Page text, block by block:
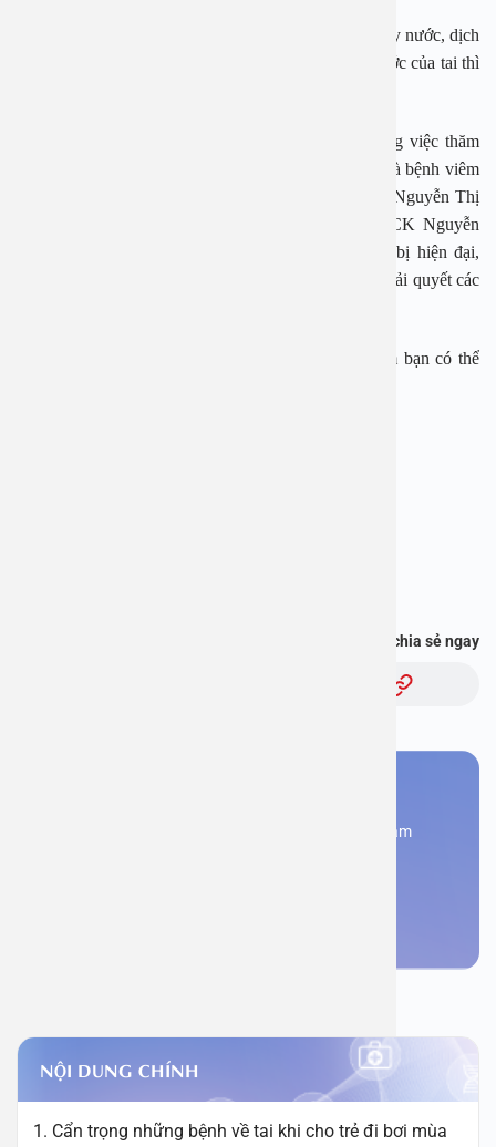
Khi thấy tai có các biểu hiện như ngứa, khó chịu, chảy nước, dịch
vàng, trắng, sờ vào thấy đau, đặc biệt là vùng sụn trước của tai thì
Bệnh viện Đa khoa An Việt là địa điểm uy tín trong việc thăm
khám và điều trị nhiều vấn đề về sức khỏe, đặc biệt là bệnh viêm
tai ngoài. Với các chuyên gia có tiếng như PGS. TS Nguyễn Thị
Hoài An, PGS. TS Đoàn Thị Hồng Hoa, bác sĩ CK Nguyễn
Quang Cừ, Trần Thị Kim Loan… cùng trang thiết bị hiện đại,
Bệnh viện An Việt là địa chỉ uy tín cho người bệnh giải quyết các
Để được tư vấn hay đặt lịch xét nghiệm, thăm khám bạn có thể
Bạn thấy thông tin này hữu ích, chia sẻ ngay
Đăng kí ngay để được các chuyên gia tư vấn và khám
NỘI DUNG CHÍNH
1. Cẩn trọng những bệnh về tai khi cho trẻ đi bơi mùa